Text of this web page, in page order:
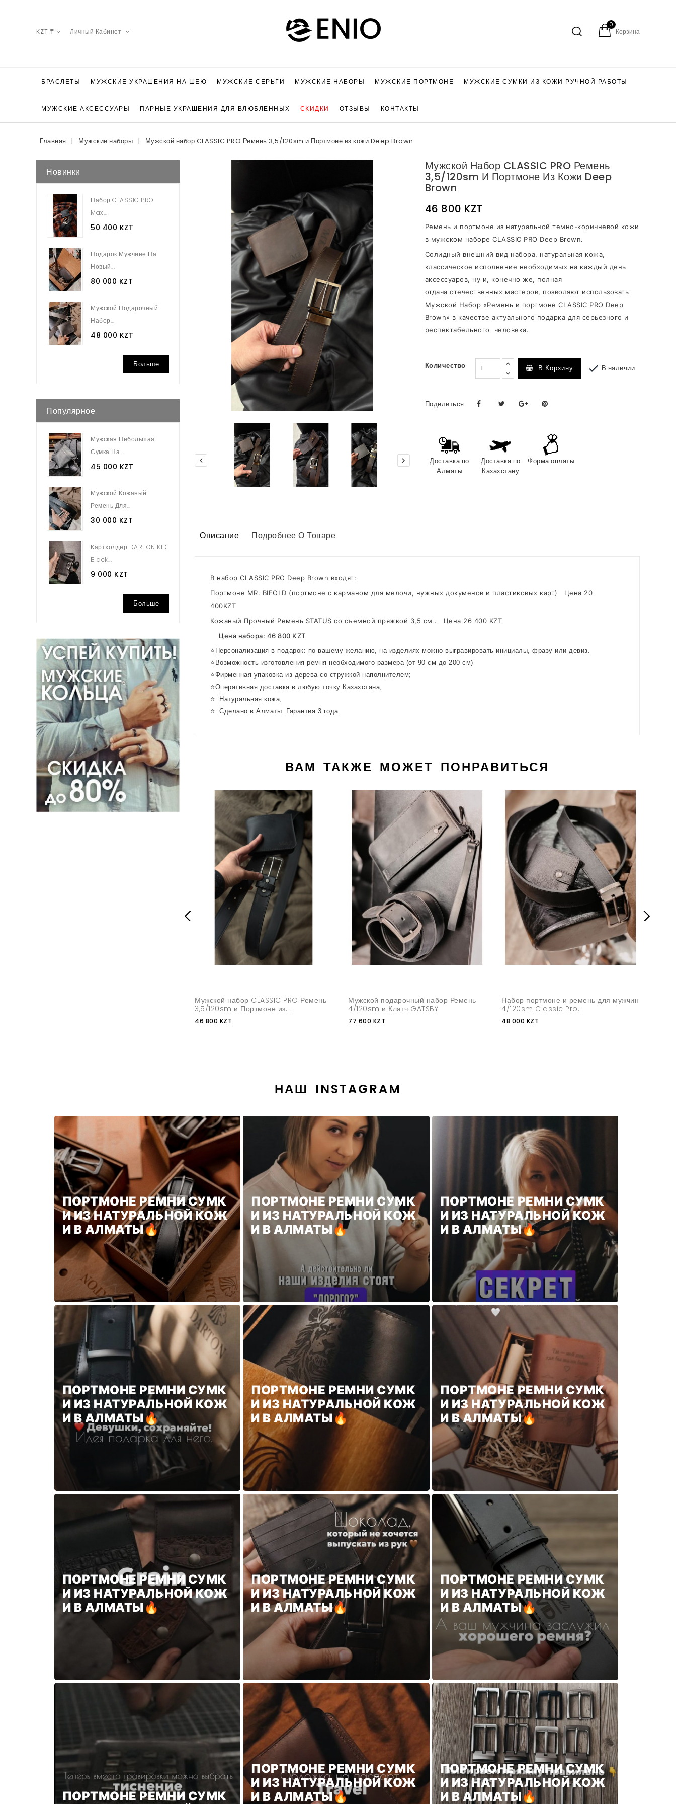
Корзина
0
KZT ₸ Личный Кабинет
БРАСЛЕТЫ МУЖСКИЕ УКРАШЕНИЯ НА ШЕЮ МУЖСКИЕ СЕРЬГИ МУЖСКИЕ НАБОРЫ МУЖСКИЕ ПОРТМОНЕ МУЖСКИЕ СУМКИ ИЗ КОЖИ РУЧНОЙ РАБОТЫ
МУЖСКИЕ АКСЕССУАРЫ ПАРНЫЕ УКРАШЕНИЯ ДЛЯ ВЛЮБЛЕННЫХ СКИДКИ ОТЗЫВЫ КОНТАКТЫ
Главная Мужские наборы Мужской набор CLASSIC PRO Ремень 3,5/120sm и Портмоне из кожи Deep Brown
Новинки
Набор CLASSIC PRO
Max...
50 400 KZT
Подарок Мужчине На
Новый...
80 000 KZT
Мужской Подарочный
Набор...
48 000 KZT
Больше
Популярное
Мужская Небольшая
Сумка На...
45 000 KZT
Мужской Кожаный
Ремень Для...
30 000 KZT
Картхолдер DARTON KID
Black...
9 000 KZT
Больше
 
Мужской Набор CLASSIC PRO Ремень
3,5/120sm И Портмоне Из Кожи Deep
Brown
46 800 KZT
Ремень и портмоне из натуральной темно-коричневой кожи
в мужском наборе CLASSIC PRO Deep Brown.
Cолидный внешний вид набора, натуральная кожа,
классическое исполнение необходимых на каждый день
аксессуаров, ну и, конечно же, полная
отдача отечественных мастеров, позволяют использовать
Мужской Набор «Ремень и портмоне CLASSIC PRO Deep
Brown» в качестве актуального подарка для серьезного и
респектабельного человека.
Количество В Корзину  В наличии
Поделиться
Доставка по
Алматы
Доставка по
Казахстану
Форма оплаты:
Описание Подробнее О Товаре
В набор CLASSIC PRO Deep Brown входят:
Портмоне MR. BIFOLD (портмоне с карманом для мелочи, нужных докуменов и пластиковых карт) Цена 20
400KZT
Кожаный Прочный Ремень STATUS со съемной пряжкой 3,5 см . Цена 26 400 KZT
Цена набора: 46 800 KZT
⭐Персонализация в подарок: по вашему желанию, на изделиях можно выгравировать инициалы, фразу или девиз.
⭐Возможность изготовления ремня необходимого размера (от 90 см до 200 см)
⭐Фирменная упаковка из дерева со стружкой наполнителем;
⭐Оперативная доставка в любую точку Казахстана;
⭐ Натуральная кожа;
⭐ Сделано в Алматы. Гарантия 3 года.
ВАМ ТАКЖЕ МОЖЕТ ПОНРАВИТЬСЯ
Мужской набор CLASSIC PRO Ремень
3,5/120sm и Портмоне из...
46 800 KZT
Мужской подарочный набор Ремень
4/120sm и Клатч GATSBY
77 600 KZT
Набор портмоне и ремень для мужчин
4/120sm Classic Pro...
48 000 KZT
НАШ INSTAGRAM